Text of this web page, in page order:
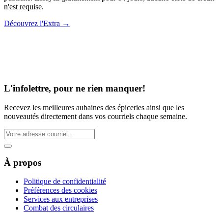
n'est requise.
Découvrez l'Extra →
L'infolettre, pour ne rien manquer!
Recevez les meilleures aubaines des épiceries ainsi que les
nouveautés directement dans vos courriels chaque semaine.
À propos
Politique de confidentialité
Préférences des cookies
Services aux entreprises
Combat des circulaires